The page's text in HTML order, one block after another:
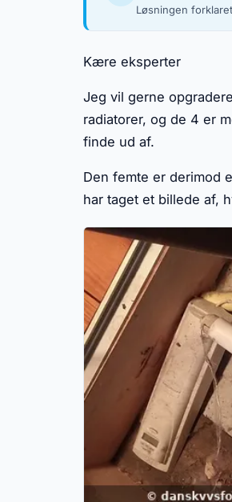
Løsningen
Kære eksperter
Jeg vil gerne
radiatorer, og de 4 er
finde ud af.
Den femte er derimod
har taget et billede af,